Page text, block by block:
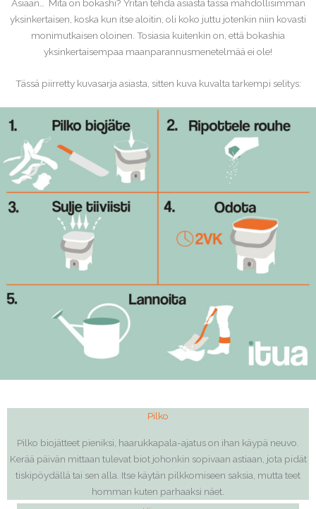
Asiaan… Mitä on bokashi? Yritän tehdä asiasta tässä mahdollisimman
yksinkertaisen, koska kun itse aloitin, oli koko juttu jotenkin niin kovasti
monimutkaisen oloinen. Tosiasia kuitenkin on, että bokashia
yksinkertaisempaa maanparannusmenetelmää ei ole!
Tässä piirretty kuvasarja asiasta, sitten kuva kuvalta tarkempi selitys:
Pilko
Pilko biojätteet pieniksi, haarukkapala-ajatus on ihan käypä neuvo.
Kerää päivän mittaan tulevat biot johonkin sopivaan astiaan, jota pidät
tiskipöydällä tai sen alla. Itse käytän pilkkomiseen saksia, mutta teet
homman kuten parhaaksi näet.